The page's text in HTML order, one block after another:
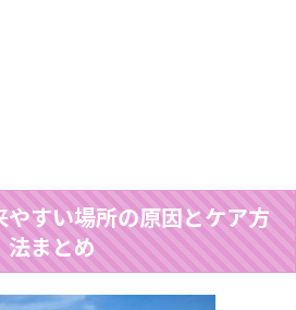
すい場所の原因とケア方
法まとめ